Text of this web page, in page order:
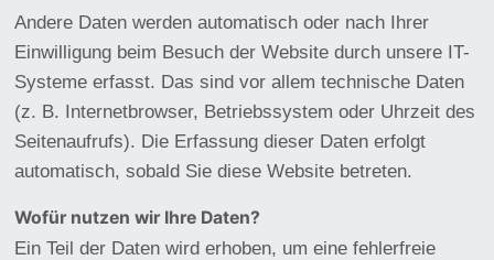
Andere Daten werden automatisch oder nach Ihrer
Einwilligung beim Besuch der Website durch unsere IT-
Systeme erfasst. Das sind vor allem technische Daten
(z. B. Internetbrowser, Betriebssystem oder Uhrzeit des
Seitenaufrufs). Die Erfassung dieser Daten erfolgt
automatisch, sobald Sie diese Website betreten.
Wofür nutzen wir Ihre Daten?
Ein Teil der Daten wird erhoben, um eine fehlerfreie